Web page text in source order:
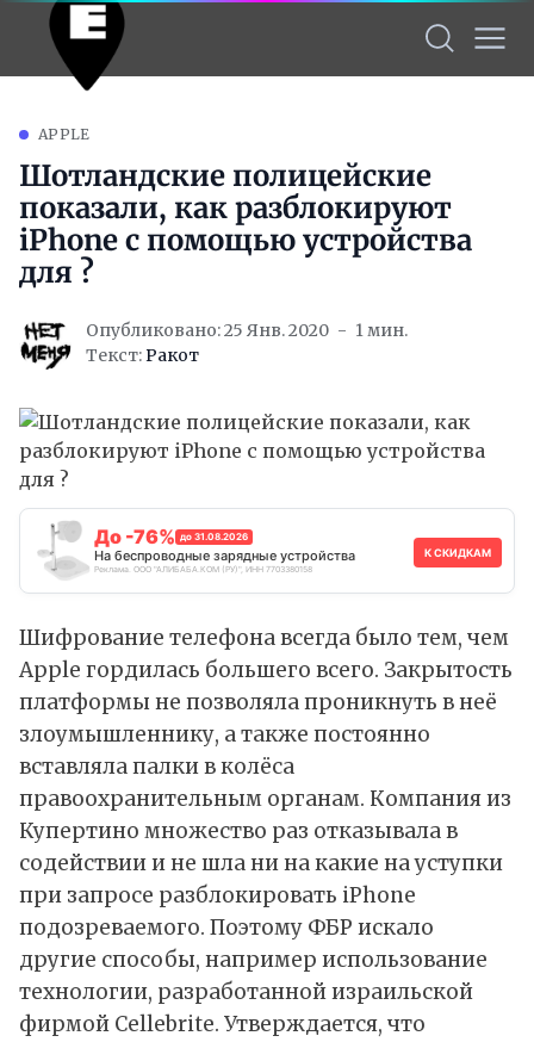
APPLE
Шотландские полицейские
показали, как разблокируют
iPhone с помощью устройства
для ?
Опубликовано: 25 Янв. 2020
1 мин.
Текст:Ракот
До -76% до 31.08.2026
На беспроводные зарядные устройства
Реклама. ООО "АЛИБАБА.КОМ (РУ)", ИНН 7703380158
К СКИДКАМ
Шифрование телефона всегда было тем, чем
Apple гордилась большего всего. Закрытость
платформы не позволяла проникнуть в неё
злоумышленнику, а также постоянно
вставляла палки в колёса
правоохранительным органам. Компания из
Купертино множество раз отказывала в
содействии и не шла ни на какие на уступки
при запросе разблокировать iPhone
подозреваемого. Поэтому ФБР искало
другие способы, например использование
технологии, разработанной израильской
фирмой Cellebrite. Утверждается, что